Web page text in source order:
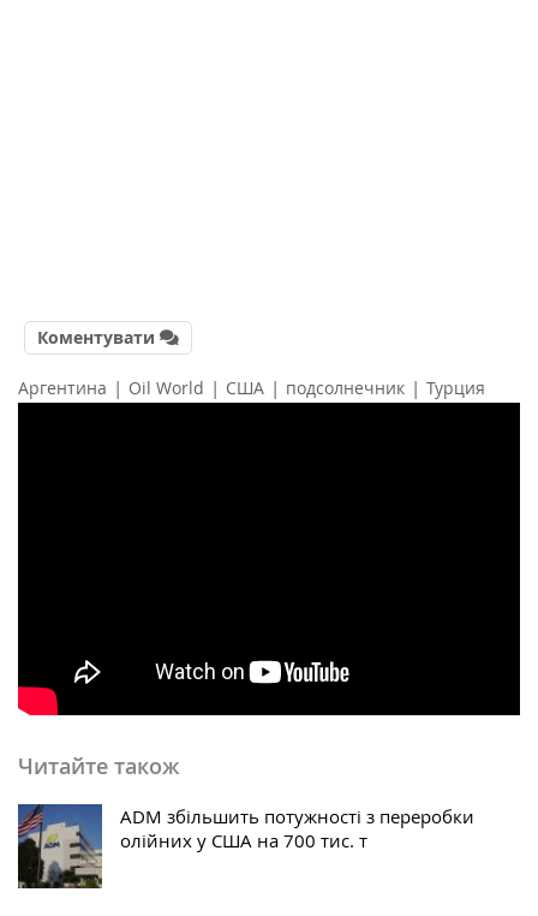
Коментувати
Аргентина | Oil World | США | подсолнечник | Турция
Читайте також
ADM збільшить потужності з переробки
олійних у США на 700 тис. т